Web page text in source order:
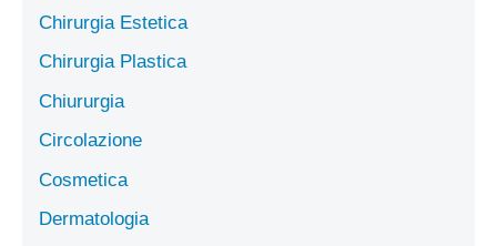
Chirurgia Estetica
Chirurgia Plastica
Chiururgia
Circolazione
Cosmetica
Dermatologia